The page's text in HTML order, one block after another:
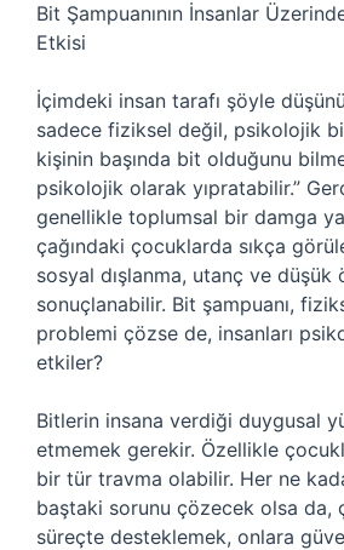
Bit Şampuanının İnsanlar
Etkisi
İçimdeki insan tarafı şöyle
sadece fiziksel değil, psikolojik
kişinin başında bit olduğunu
psikolojik olarak yıpratabilir.”
genellikle toplumsal bir damga
çağındaki çocuklarda sıkça
sosyal dışlanma, utanç ve düşük
sonuçlanabilir. Bit şampuanı,
problemi çözse de, insanları
etkiler?
Bitlerin insana verdiği duygusal
etmemek gerekir. Özellikle
bir tür travma olabilir. Her ne
baştaki sorunu çözecek olsa da,
süreçte desteklemek, onlara